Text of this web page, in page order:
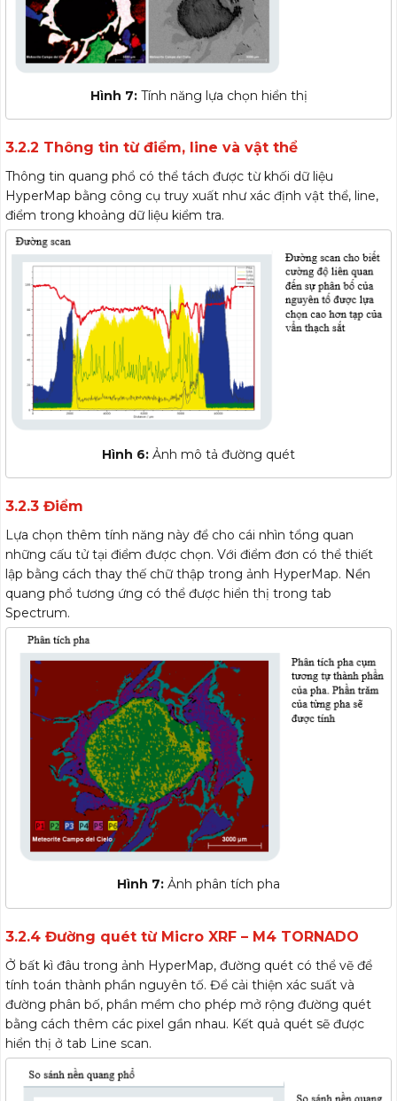
Hình 7:Tính năng lựa chọn hiển thị
3.2.2 Thông tin từ điểm, line và vật thể
Thông tin quang phổ có thể tách được từ khối dữ liệu
HyperMap bằng công cụ truy xuất như xác định vật thể, line,
điểm trong khoảng dữ liệu kiểm tra.
Hình 6: Ảnh mô tả đường quét
3.2.3 Điểm
Lựa chọn thêm tính năng này để cho cái nhìn tổng quan
những cấu tử tại điểm được chọn. Với điểm đơn có thể thiết
lập bằng cách thay thế chữ thập trong ảnh HyperMap. Nền
quang phổ tương ứng có thể được hiển thị trong tab
Spectrum.
Hình 7: Ảnh phân tích pha
3.2.4 Đường quét từ Micro XRF – M4 TORNADO
Ở bất kì đâu trong ảnh HyperMap, đường quét có thể vẽ để
tính toán thành phần nguyên tố. Để cải thiện xác suất và
đường phân bố, phần mềm cho phép mở rộng đường quét
bằng cách thêm các pixel gần nhau. Kết quả quét sẽ được
hiển thị ở tab Line scan.